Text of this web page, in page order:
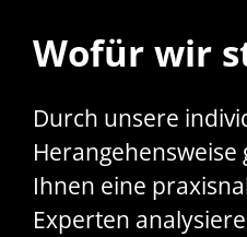
Wofür wir
Durch unsere
Ihnen eine
Experten